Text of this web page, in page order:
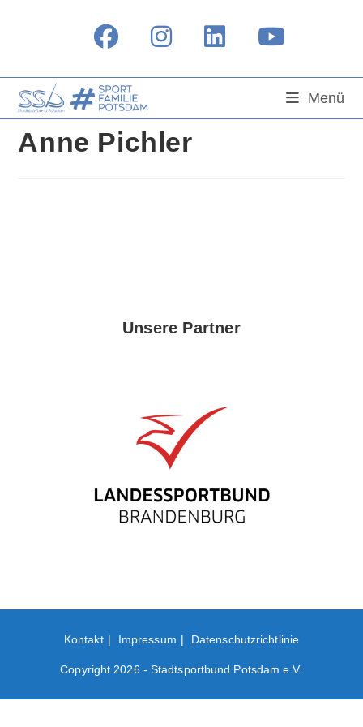
Menü
Anne Pichler
Unsere Partner
Kontakt Impressum Datenschutzrichtlinie
Copyright 2026 - Stadtsportbund Potsdam e.V.